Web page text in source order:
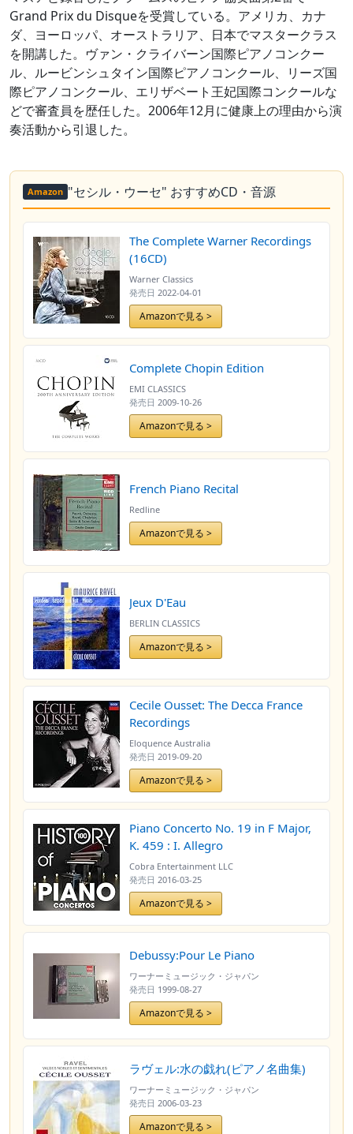
Grand Prix du Disqueを受賞している。アメリカ、カナ
ダ、ヨーロッパ、オーストラリア、日本でマスタークラス
を開講した。ヴァン・クライバーン国際ピアノコンクー
ル、ルービンシュタイン国際ピアノコンクール、リーズ国
際ピアノコンクール、エリザベート王妃国際コンクールな
どで審査員を歴任した。2006年12月に健康上の理由から演
奏活動から引退した。
Amazon "セシル・ウーセ" おすすめCD・音源
The Complete Warner Recordings
(16CD)
Warner Classics
発売日 2022-04-01
Amazonで見る >
Complete Chopin Edition
EMI CLASSICS
発売日 2009-10-26
Amazonで見る >
French Piano Recital
Redline
Amazonで見る >
Jeux D'Eau
BERLIN CLASSICS
Amazonで見る >
Cecile Ousset: The Decca France
Recordings
Eloquence Australia
発売日 2019-09-20
Amazonで見る >
Piano Concerto No. 19 in F Major,
K. 459 : I. Allegro
Cobra Entertainment LLC
発売日 2016-03-25
Amazonで見る >
Debussy:Pour Le Piano
ワーナーミュージック・ジャパン
発売日 1999-08-27
Amazonで見る >
ラヴェル:水の戯れ(ピアノ名曲集)
ワーナーミュージック・ジャパン
発売日 2006-03-23
Amazonで見る >